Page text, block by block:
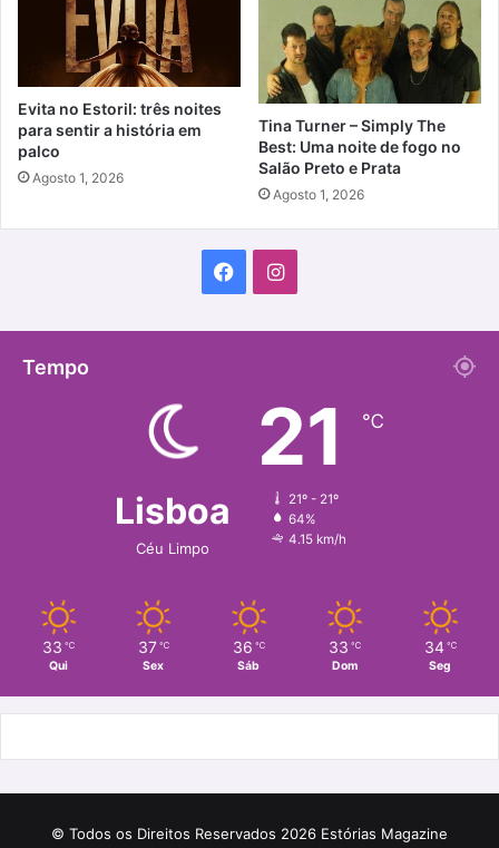
Evita no Estoril: três noites
para sentir a história em
palco
Agosto 1, 2026
Tina Turner – Simply The
Best: Uma noite de fogo no
Salão Preto e Prata
Agosto 1, 2026
FacebookInstagram
Tempo
Lisboa
Céu Limpo
21 ℃
21º - 21º
64%
4.15 km/h
33 ℃
Qui
37 ℃
Sex
36 ℃
Sáb
33 ℃
Dom
34 ℃
Seg
© Todos os Direitos Reservados 2026 Estórias Magazine